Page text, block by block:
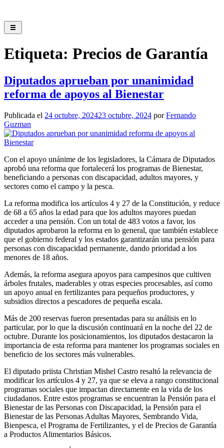
contenido
Etiqueta: Precios de Garantía
Diputados aprueban por unanimidad
reforma de apoyos al Bienestar
Publicada el 24 octubre, 202423 octubre, 2024 porFernando
Guzman
Con el apoyo unánime de los legisladores, la Cámara de Diputados
aprobó una reforma que fortalecerá los programas de Bienestar,
beneficiando a personas con discapacidad, adultos mayores, y
sectores como el campo y la pesca.
La reforma modifica los artículos 4 y 27 de la Constitución, y reduce
de 68 a 65 años la edad para que los adultos mayores puedan
acceder a una pensión. Con un total de 483 votos a favor, los
diputados aprobaron la reforma en lo general, que también establece
que el gobierno federal y los estados garantizarán una pensión para
personas con discapacidad permanente, dando prioridad a los
menores de 18 años.
Además, la reforma asegura apoyos para campesinos que cultiven
árboles frutales, maderables y otras especies procesables, así como
un apoyo anual en fertilizantes para pequeños productores, y
subsidios directos a pescadores de pequeña escala.
Más de 200 reservas fueron presentadas para su análisis en lo
particular, por lo que la discusión continuará en la noche del 22 de
octubre. Durante los posicionamientos, los diputados destacaron la
importancia de esta reforma para mantener los programas sociales en
beneficio de los sectores más vulnerables.
El diputado priista Christian Mishel Castro resaltó la relevancia de
modificar los artículos 4 y 27, ya que se eleva a rango constitucional
programas sociales que impactan directamente en la vida de los
ciudadanos. Entre estos programas se encuentran la Pensión para el
Bienestar de las Personas con Discapacidad, la Pensión para el
Bienestar de las Personas Adultas Mayores, Sembrando Vida,
Bienpesca, el Programa de Fertilizantes, y el de Precios de Garantía
a Productos Alimentarios Básicos.